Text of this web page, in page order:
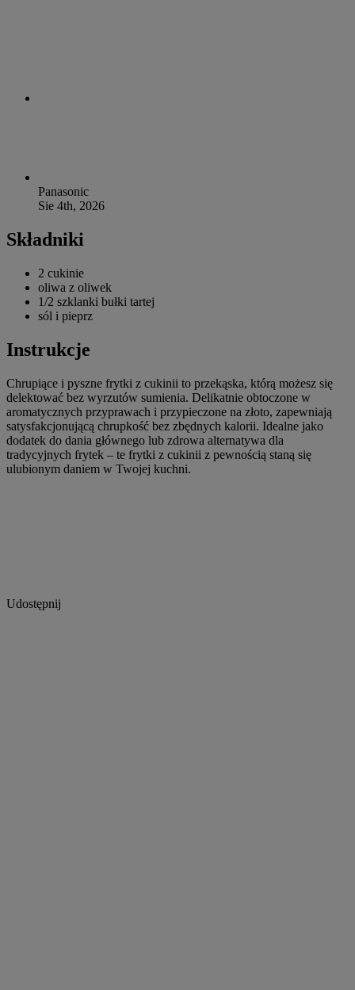
Panasonic
Sie 4th, 2026
Składniki
2 cukinie
oliwa z oliwek
1/2 szklanki bułki tartej
sól i pieprz
Instrukcje
Chrupiące i pyszne frytki z cukinii to przekąska, którą możesz się
delektować bez wyrzutów sumienia. Delikatnie obtoczone w
aromatycznych przyprawach i przypieczone na złoto, zapewniają
satysfakcjonującą chrupkość bez zbędnych kalorii. Idealne jako
dodatek do dania głównego lub zdrowa alternatywa dla
tradycyjnych frytek – te frytki z cukinii z pewnością staną się
ulubionym daniem w Twojej kuchni.
Udostępnij